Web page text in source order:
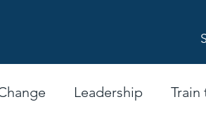
Leadership Train